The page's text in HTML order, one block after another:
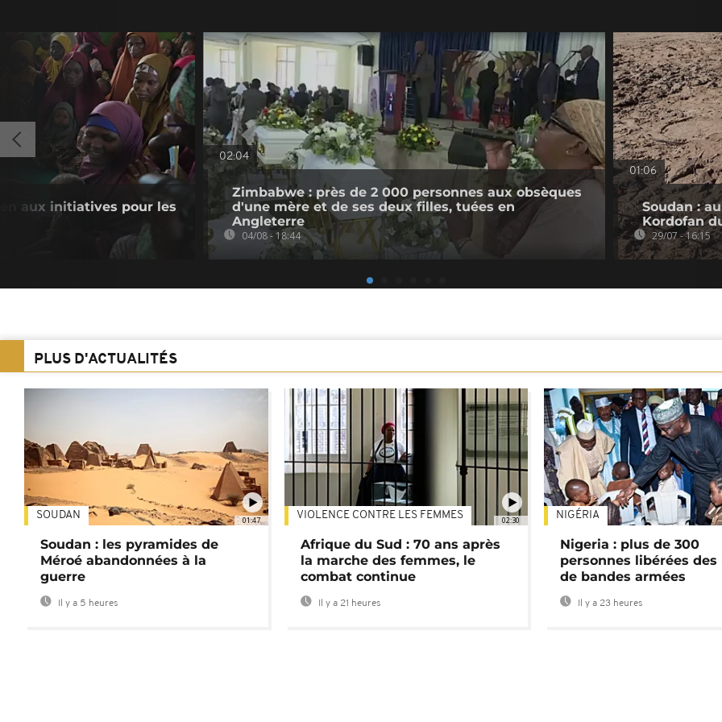
aux initiatives pour les
02:04
Zimbabwe : près de 2 000 personnes aux obsèques
d'une mère et de ses deux filles, tuées en
Angleterre
04/08 - 18:44
01:06
Soudan :
Kordofan
29/07 - 16:15
PLUS D'ACTUALITÉS
01:47
SOUDAN
Soudan : les pyramides de
Méroé abandonnées à la
guerre
Il y a 5 heures
02:30
VIOLENCE CONTRE LES FEMMES
Afrique du Sud : 70 ans après
la marche des femmes, le
combat continue
Il y a 21 heures
NIGÉRIA
Nigeria : plus de 300
personnes libérées des
de bandes armées
Il y a 23 heures